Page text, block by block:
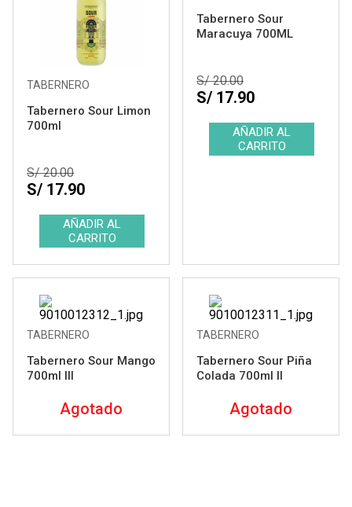
TABERNERO
Tabernero Sour Limon
700ml
S/ 20.00
S/ 17.90
Tabernero Sour
Maracuya 700ML
S/ 20.00
S/ 17.90
TABERNERO
Tabernero Sour Mango
700ml III
Agotado
TABERNERO
Tabernero Sour Piña
Colada 700ml II
Agotado